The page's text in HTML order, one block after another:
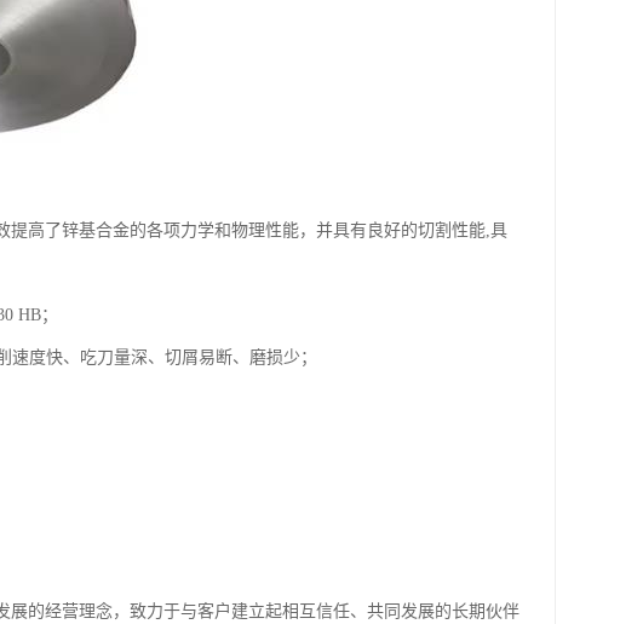
高了锌基合金的各项力学和物理性能，并具有良好的切割性能,具
HB；
度快、吃刀量深、切屑易断、磨损少；
的经营理念，致力于与客户建立起相互信任、共同发展的长期伙伴